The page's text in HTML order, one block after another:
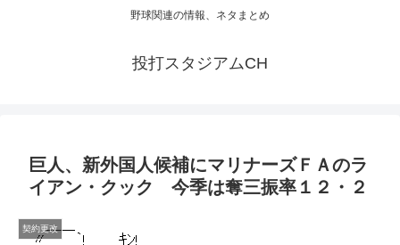
野球関連の情報、ネタまとめ
投打スタジアムCH
巨人、新外国人候補にマリナーズＦＡのラ
イアン・クック 今季は奪三振率１２・２
契約更改